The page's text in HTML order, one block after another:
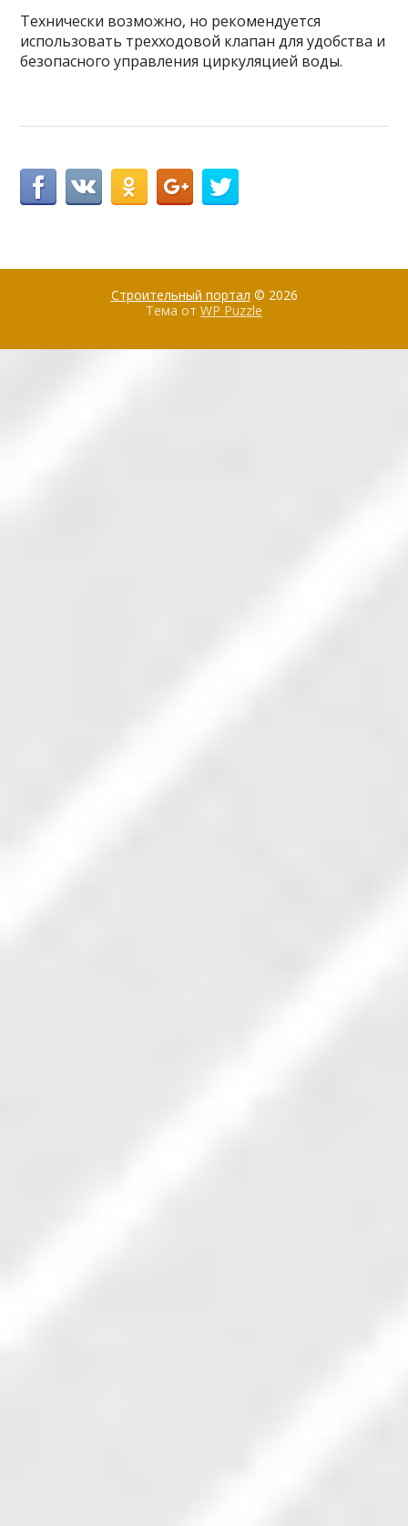
Технически возможно, но рекомендуется
использовать трехходовой клапан для удобства и
безопасного управления циркуляцией воды.
Строительный портал © 2026
Тема от WP Puzzle